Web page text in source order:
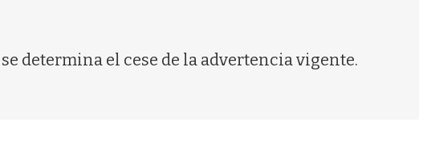
determina el cese de la advertencia vigente.